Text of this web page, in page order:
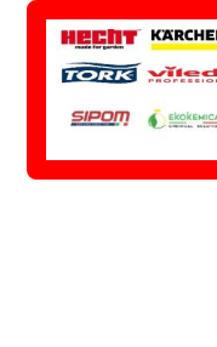
Перейти